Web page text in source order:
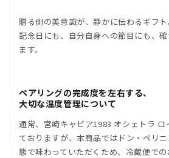
贈る側の美意識が、静かに伝わるギフト
記念日にも、自分自身への節目にも、
ます。
ペアリングの完成度を左右する、
大切な温度管理について
通常、宮崎キャビア1983 オシェトラ ロ
ておりますが、本商品では ドン・ペリ
態で味わっていただくため、冷蔵便での